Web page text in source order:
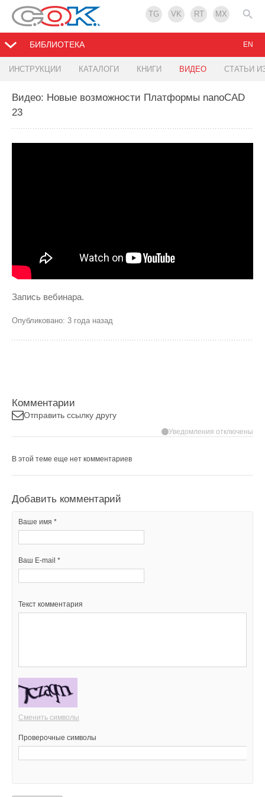
TG VK RT MX
БИБЛИОТЕКА
ИНСТРУКЦИИ КАТАЛОГИ КНИГИ ВИДЕО СТАТЬИ
EN
Видео: Новые возможности Платформы nanoCAD
23
Запись вебинара.
Опубликовано: 3 года назад
Комментарии
Отправить ссылку другу
Уведомления отключены
В этой теме еще нет комментариев
Добавить комментарий
Ваше имя *
Ваш E-mail *
Текст комментария
Сменить символы
Проверочные символы